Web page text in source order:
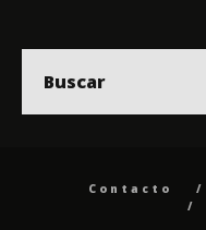
Contacto